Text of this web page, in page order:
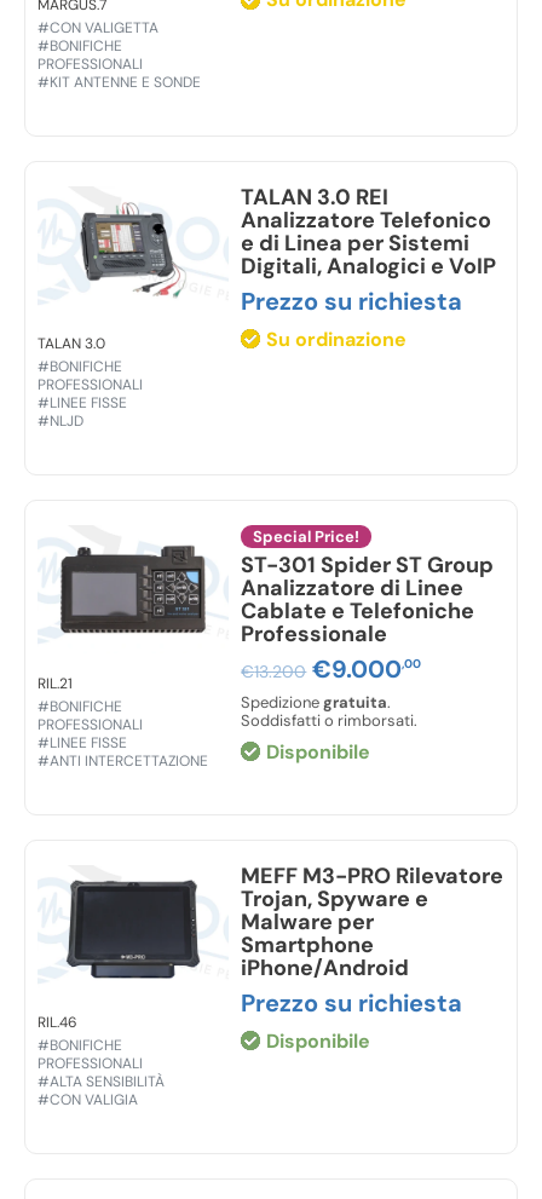
Uscita per registrazione audio:
Uscita per comando “REMOTE”
registratore:jack 3.5mm
MARGUS.7
#CON VALIGETTA
#BONIFICHE
PROFESSIONALI
#KIT ANTENNE E SONDE
TALAN 3.0
#BONIFICHE
PROFESSIONALI
#LINEE FISSE
#NLJD
TALAN 3.0 REI
Analizzatore Telefonico
e di Linea per Sistemi
Digitali, Analogici e VoIP
Prezzo su richiesta
Su ordinazione
RIL.21
#BONIFICHE
PROFESSIONALI
#LINEE FISSE
#ANTI INTERCETTAZIONE
Special Price!
ST-301 Spider ST Group
Analizzatore di Linee
Cablate e Telefoniche
Professionale
€13.200 Il
prezzo
originale
era:
€13.200,00.
€9.000,00
Spedizionegratuita.
Soddisfatti o rimborsati.
Disponibile
RIL.46
#BONIFICHE
PROFESSIONALI
#ALTA SENSIBILITÀ
#CON VALIGIA
MEFF M3-PRO Rilevatore
Trojan, Spyware e
Malware per
Smartphone
iPhone/Android
Prezzo su richiesta
Disponibile